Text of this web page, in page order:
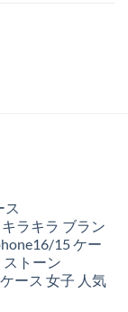
ス
ラキラ ブラン
15 ケー
ストーン
ース 女子 人気